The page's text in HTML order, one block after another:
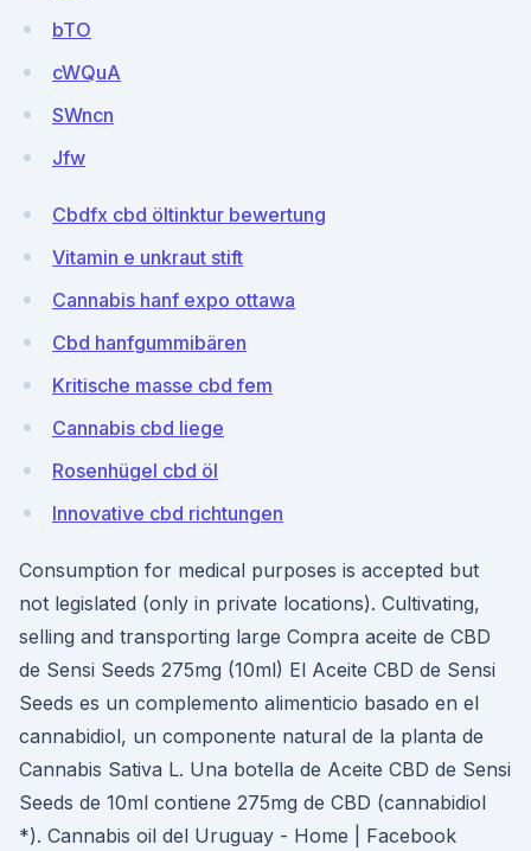
bTO
cWQuA
SWncn
Jfw
Cbdfx cbd öltinktur bewertung
Vitamin e unkraut stift
Cannabis hanf expo ottawa
Cbd hanfgummibären
Kritische masse cbd fem
Cannabis cbd liege
Rosenhügel cbd öl
Innovative cbd richtungen
Consumption for medical purposes is accepted but
not legislated (only in private locations). Cultivating,
selling and transporting large Compra aceite de CBD
de Sensi Seeds 275mg (10ml) El Aceite CBD de Sensi
Seeds es un complemento alimenticio basado en el
cannabidiol, un componente natural de la planta de
Cannabis Sativa L. Una botella de Aceite CBD de Sensi
Seeds de 10ml contiene 275mg de CBD (cannabidiol
*). Cannabis oil del Uruguay - Home | Facebook